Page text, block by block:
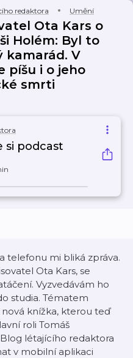
redaktora Umění
Ota Kars o
Holém: Byl to
kamarád. V
píšu i o jeho
smrti
si podcast
telefonu mi bliká zpráva.
Ota Kars, se
Vyzvedávám ho
studia. Tématem
knížka, kterou teď
roli Tomáš
létajícího redaktora
v mobilní aplikaci